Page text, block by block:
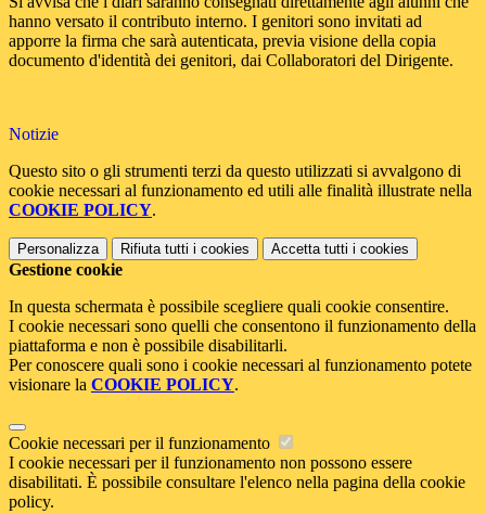
hanno versato il contributo interno. I genitori sono invitati ad
apporre la firma che sarà autenticata, previa visione della copia
documento d'identità dei genitori, dai Collaboratori del Dirigente.
Notizie
Questo sito o gli strumenti terzi da questo utilizzati si avvalgono di
cookie necessari al funzionamento ed utili alle finalità illustrate nella
COOKIE POLICY.
Personalizza Rifiuta tutti i cookies Accetta tutti i cookies
Gestione cookie
In questa schermata è possibile scegliere quali cookie consentire.
I cookie necessari sono quelli che consentono il funzionamento della
piattaforma e non è possibile disabilitarli.
Per conoscere quali sono i cookie necessari al funzionamento potete
visionare la COOKIE POLICY.
Cookie necessari per il funzionamento
I cookie necessari per il funzionamento non possono essere
disabilitati. È possibile consultare l'elenco nella pagina della cookie
policy.